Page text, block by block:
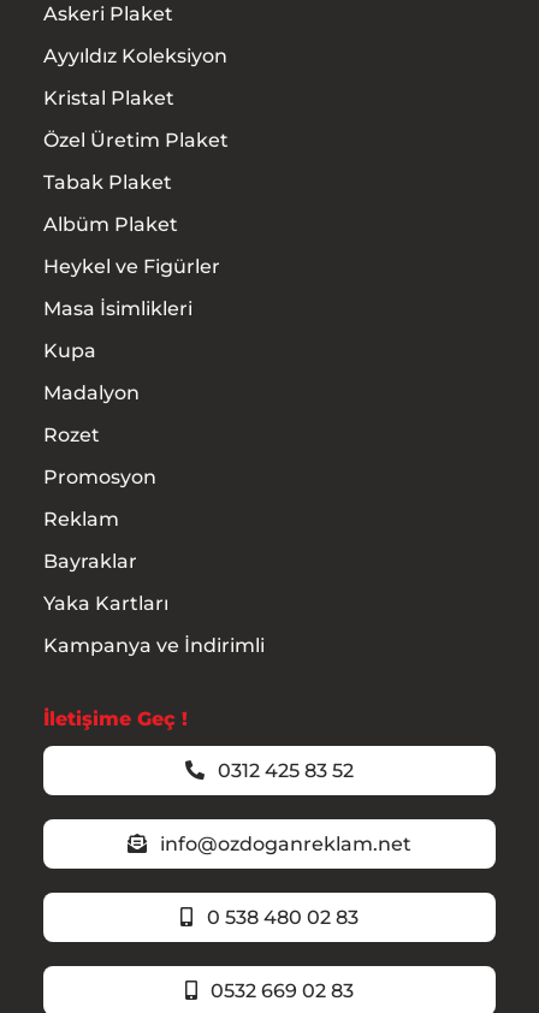
Askeri Plaket
Ayyıldız Koleksiyon
Kristal Plaket
Özel Üretim Plaket
Tabak Plaket
Albüm Plaket
Heykel ve Figürler
Masa İsimlikleri
Kupa
Madalyon
Rozet
Promosyon
Reklam
Bayraklar
Yaka Kartları
Kampanya ve İndirimli
İletişime Geç !
0312 425 83 52
info@ozdoganreklam.net
0 538 480 02 83
0532 669 02 83